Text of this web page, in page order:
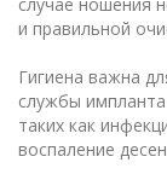
и правильной
Гигиена важна
службы
таких как
воспаление